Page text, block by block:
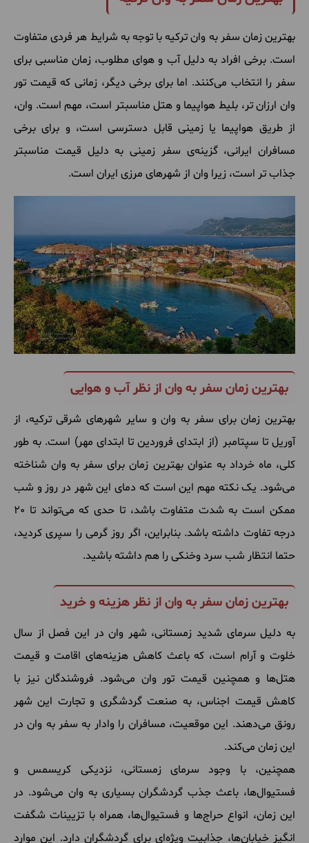
بهترین زمان سفر به وان ترکیه با توجه به شرایط هر فردی متفاوت
است. برخی افراد به دلیل آب و هوای مطلوب، زمان مناسبی برای
سفر را انتخاب می‌کنند. اما برای برخی دیگر، زمانی که قیمت تور
وان ارزان تر، بلیط هواپیما و هتل مناسبتر است، مهم است. وان،
از طریق هواپیما یا زمینی قابل دسترسی است، و برای برخی
مسافران ایرانی، گزینه‌ی سفر زمینی به دلیل قیمت مناسبتر
جذاب تر است، زیرا وان از شهرهای مرزی ایران است.
بهترین زمان سفر به وان از نظر آب و هوایی
بهترین زمان برای سفر به وان و سایر شهرهای شرقی ترکیه، از
آوریل تا سپتامبر (از ابتدای فروردین تا ابتدای مهر) است. به طور
کلی، ماه خرداد به عنوان بهترین زمان برای سفر به وان شناخته
می‌شود. یک نکته مهم این است که دمای این شهر در روز و شب
ممکن است به شدت متفاوت باشد، تا حدی که می‌تواند تا 20
درجه تفاوت داشته باشد. بنابراین، اگر روز گرمی را سپری کردید،
حتما انتظار شب سرد وخنکی را هم داشته باشید.
بهترین زمان سفر به وان از نظر هزینه و خرید
به دلیل سرمای شدید زمستانی، شهر وان در این فصل از سال
خلوت و آرام است، که باعث کاهش هزینه‌های اقامت و قیمت
هتل‌ها و همچنین قیمت تور وان می‌شود. فروشندگان نیز با
کاهش قیمت اجناس، به صنعت گردشگری و تجارت این شهر
رونق می‌دهند. این موقعیت، مسافران را وادار به سفر به وان در
این زمان می‌کند.
همچنین، با وجود سرمای زمستانی، نزدیکی کریسمس و
فستیوال‌ها، باعث جذب گردشگران بسیاری به وان می‌شود. در
این زمان، انواع حراج‌ها و فستیوال‌ها، همراه با تزیینات شگفت
‌انگیز خیابان‌ها، جذابیت ویژه‌ای برای گردشگران دارد. این موارد